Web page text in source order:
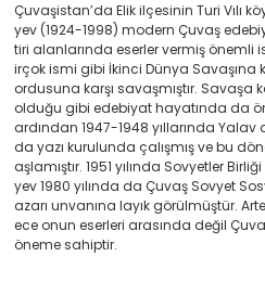
Çuvaşistan’da Elik ilçesinin Turi Vılı
yev (1924-1998) modern Çuvaş
tiri alanlarında eserler vermiş önemli
irçok ismi gibi İkinci Dünya Savaşına
ordusuna karşı savaşmıştır. Savaşa
olduğu gibi edebiyat hayatında da
ardından 1947-1948 yıllarında Yalav
da yazı kurulunda çalışmış ve bu
aşlamıştır. 1951 yılında Sovyetler
yev 1980 yılında da Çuvaş Sovyet
azarı unvanına layık görülmüştür.
ece onun eserleri arasında değil
öneme sahiptir.